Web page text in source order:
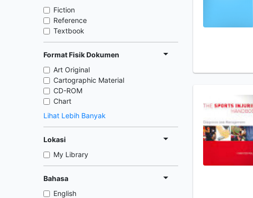
Fiction
Reference
Textbook
Format Fisik Dokumen
Art Original
Cartographic Material
CD-ROM
Chart
Lihat Lebih Banyak
Lokasi
My Library
Bahasa
English